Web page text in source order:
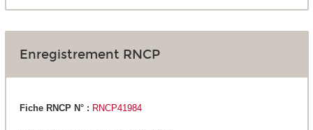
Enregistrement RNCP
Fiche RNCP N° : RNCP41984